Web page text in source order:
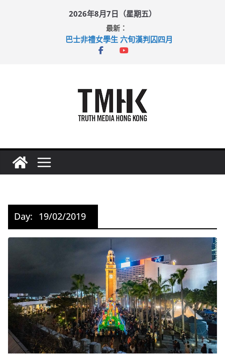
2026年8月7日（星期五）
最新：
巴士非禮女學生 六旬漢判囚四月
涉造假公屋富戶申報表 倉管員准保釋候訊
Day: 19/02/2019